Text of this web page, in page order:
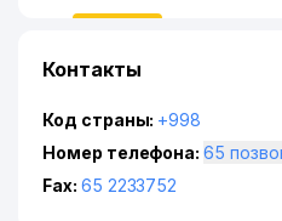
Контакты
Код страны: +998
Номер телефона:
65
Fax: 65 2233752